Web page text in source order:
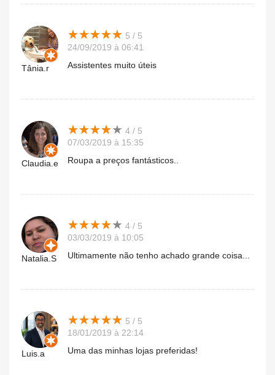
Tânia.r
★★★★★
★★★★★ 5 / 5
24/09/2019 à 06:41
Assistentes muito úteis
Claudia.e
★★★★★
★★★★★ 4 / 5
07/03/2019 à 15:35
Roupa a preços fantásticos..
Natalia.S
★★★★★
★★★★★ 4 / 5
03/03/2019 à 10:05
Ultimamente não tenho achado grande coisa...
Luis.a
★★★★★
★★★★★ 5 / 5
18/01/2019 à 22:14
Uma das minhas lojas preferidas!